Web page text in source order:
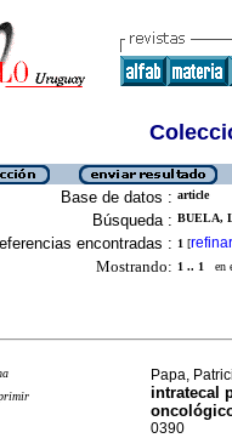
Base de datos : article
Búsqueda : BUELA,
encontradas : 1 [refinar
Mostrando: 1 .. 1 en
Papa,
intratecal
0390